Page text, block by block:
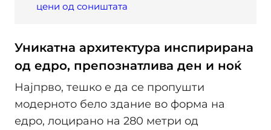
цени од соништата
Уникатна архитектура инспирирана
од едро, препознатлива ден и ноќ
Најпрво, тешко е да се пропушти
модерното бело здание во форма на
едро, лоцирано на 280 метри од